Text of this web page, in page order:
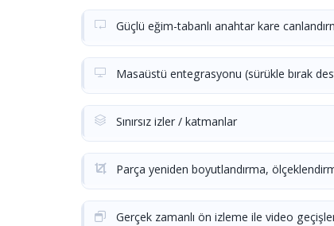
Güçlü eğim-tabanlı anahtar kare
Masaüstü entegrasyonu (sürükle bırak
Sınırsız izler / katmanlar
Parça yeniden boyutlandırma,
Gerçek zamanlı ön izleme ile video